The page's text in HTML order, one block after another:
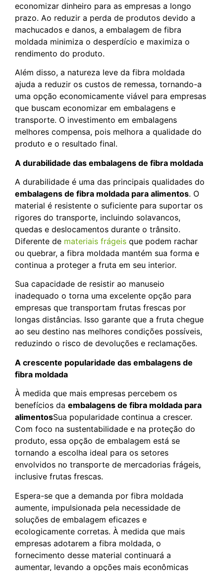
economizar dinheiro para as empresas a longo
prazo. Ao reduzir a perda de produtos devido a
machucados e danos, a embalagem de fibra
moldada minimiza o desperdício e maximiza o
rendimento do produto.
Além disso, a natureza leve da fibra moldada
ajuda a reduzir os custos de remessa, tornando-a
uma opção economicamente viável para empresas
que buscam economizar em embalagens e
transporte. O investimento em embalagens
melhores compensa, pois melhora a qualidade do
produto e o resultado final.
A durabilidade das embalagens de fibra moldada
A durabilidade é uma das principais qualidades do
embalagens de fibra moldada para alimentos. O
material é resistente o suficiente para suportar os
rigores do transporte, incluindo solavancos,
quedas e deslocamentos durante o trânsito.
Diferente de materiais frágeis que podem rachar
ou quebrar, a fibra moldada mantém sua forma e
continua a proteger a fruta em seu interior.
Sua capacidade de resistir ao manuseio
inadequado o torna uma excelente opção para
empresas que transportam frutas frescas por
longas distâncias. Isso garante que a fruta chegue
ao seu destino nas melhores condições possíveis,
reduzindo o risco de devoluções e reclamações.
A crescente popularidade das embalagens de
fibra moldada
À medida que mais empresas percebem os
benefícios da embalagens de fibra moldada para
alimentosSua popularidade continua a crescer.
Com foco na sustentabilidade e na proteção do
produto, essa opção de embalagem está se
tornando a escolha ideal para os setores
envolvidos no transporte de mercadorias frágeis,
inclusive frutas frescas.
Espera-se que a demanda por fibra moldada
aumente, impulsionada pela necessidade de
soluções de embalagem eficazes e
ecologicamente corretas. À medida que mais
empresas adotarem a fibra moldada, o
fornecimento desse material continuará a
aumentar, levando a opções mais econômicas